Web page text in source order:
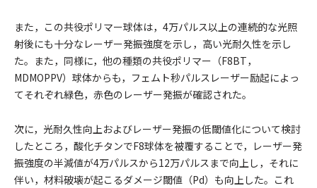
また，この共役ポリマー球体は，4万パルス以上の連続的な光照
射後にも十分なレーザー発振強度を示し，高い光耐久性を示し
た。また，同様に，他の種類の共役ポリマー（F8BT，
MDMOPPV）球体からも，フェムト秒パルスレーザー励起によっ
てそれぞれ緑色，赤色のレーザー発振が確認された。
次に，光耐久性向上およびレーザー発振の低閾値化について検討
したところ，酸化チタンでF8球体を被覆することで，レーザー発
振強度の半減値が4万パルスから12万パルスまで向上し，それに
伴い，材料破壊が起こるダメージ閾値（Pd）も向上した。これ